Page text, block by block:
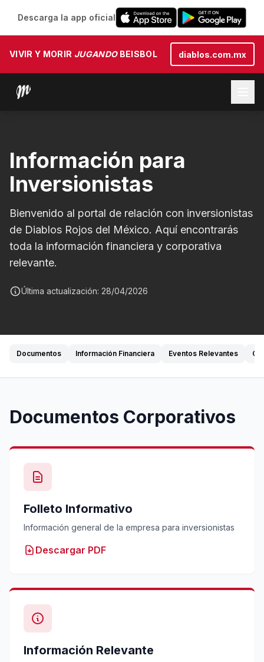
Descarga la app oficial
VIVIR Y MORIR JUGANDOBEISBOL diablos.com.mx
Información para
Inversionistas
Bienvenido al portal de relación con inversionistas
de Diablos Rojos del México. Aquí encontrarás
toda la información financiera y corporativa
relevante.
Última actualización: 28/04/2026
Documentos Información Financiera Eventos Relevantes
Documentos Corporativos
Folleto Informativo
Información general de la empresa para inversionistas
Descargar PDF
Información Relevante